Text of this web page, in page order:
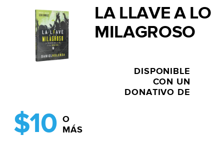
LA LLAVE A LO
MILAGROSO
DISPONIBLE
CON UN
DONATIVO DE
$10 O
MÁS